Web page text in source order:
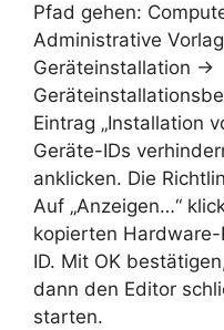
Pfad gehen:
Administrative
Geräteinstallation →
Eintrag „Installation
Geräte-IDs
anklicken. Die
Auf „Anzeigen…“
kopierten
ID. Mit OK
dann den Editor
starten.